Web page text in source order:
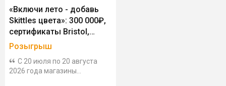
«Включи лето - добавь
Skittles цвета»: 300 000₽,
сертификаты Bristol,
Ozon, Wildberries, Lamoda
за покупку Skittles и Orbit
Розыгрыш
С 20 июля по 20 августа
2026 года магазины